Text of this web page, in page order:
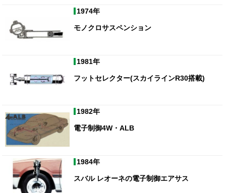
1974年
モノクロサスペンション
1981年
フットセレクター(スカイラインR30搭載)
1982年
電子制御4W・ALB
1984年
スバル レオーネの電子制御エアサス